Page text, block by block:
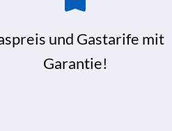
und Gastarife mit
Garantie!